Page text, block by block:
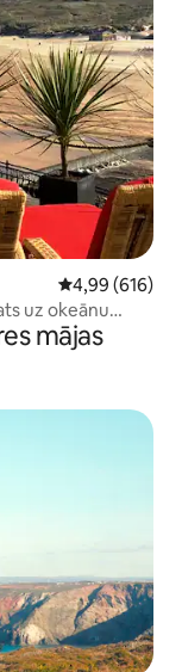
Vidējais
4,99 (616)
uz okeānu
mājas